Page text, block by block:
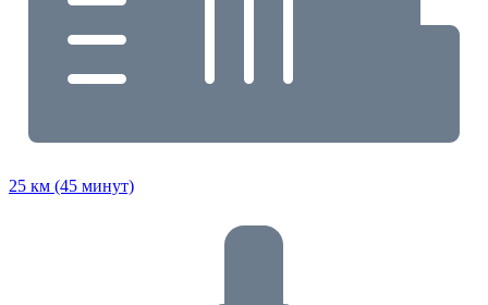
25 км (45 минут)